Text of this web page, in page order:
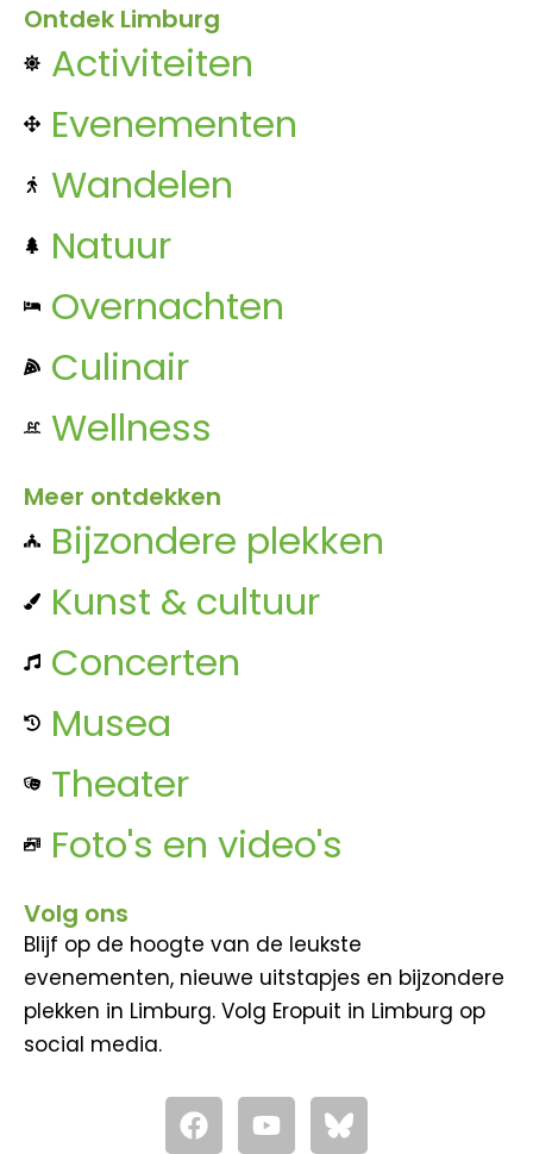
Ontdek Limburg
Activiteiten
Evenementen
Wandelen
Natuur
Overnachten
Culinair
Wellness
Meer ontdekken
Bijzondere plekken
Kunst & cultuur
Concerten
Musea
Theater
Foto's en video's
Volg ons
Blijf op de hoogte van de leukste
evenementen, nieuwe uitstapjes en bijzondere
plekken in Limburg. Volg Eropuit in Limburg op
social media.
F
a
Y
o